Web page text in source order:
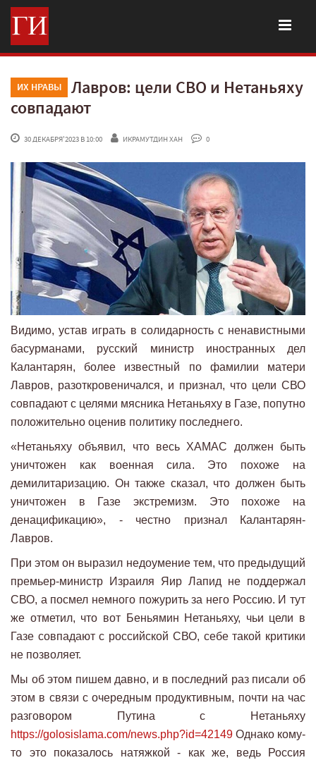
ИХ НРАВЫ
Лавров: цели СВО и Нетаньяху
совпадают
30 ДЕКАБРЯ'2023 В 10:00 ИКРАМУТДИН ХАН 0
Видимо, устав играть в солидарность с ненавистными
басурманами, русский министр иностранных дел
Калантарян, более известный по фамилии матери
Лавров, разоткровеничался, и признал, что цели СВО
совпадают с целями мясника Нетаньяху в Газе, попутно
положительно оценив политику последнего.
«Нетаньяху объявил, что весь ХАМАС должен быть
уничтожен как военная сила. Это похоже на
демилитаризацию. Он также сказал, что должен быть
уничтожен в Газе экстремизм. Это похоже на
денацификацию», - честно признал Калантарян-
Лавров.
При этом он выразил недоумение тем, что предыдущий
премьер-министр Израиля Яир Лапид не поддержал
СВО, а посмел немного пожурить за него Россию. И тут
же отметил, что вот Беньямин Нетаньяху, чьи цели в
Газе совпадают с российской СВО, себе такой критики
не позволяет.
Мы об этом пишем давно, и в последний раз писали об
этом в связи с очередным продуктивным, почти на час
разговором Путина с Нетаньяху
https://golosislama.com/news.php?id=42149 Однако кому-
то это показалось натяжкой - как же, ведь Россия